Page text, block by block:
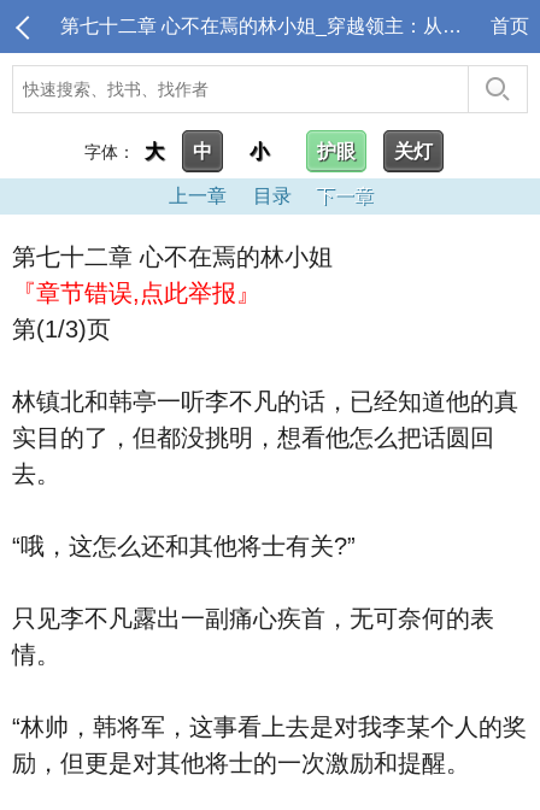
第七十二章 心不在焉的林小姐_穿越领主：从偏远驿站开始 首页
字体： 大 中 小 护眼 关灯
上一章 目录 下一章
第七十二章 心不在焉的林小姐
『章节错误,点此举报』
第(1/3)页
林镇北和韩亭一听李不凡的话，已经知道他的真
实目的了，但都没挑明，想看他怎么把话圆回
去。
“哦，这怎么还和其他将士有关?”
只见李不凡露出一副痛心疾首，无可奈何的表
情。
“林帅，韩将军，这事看上去是对我李某个人的奖
励，但更是对其他将士的一次激励和提醒。